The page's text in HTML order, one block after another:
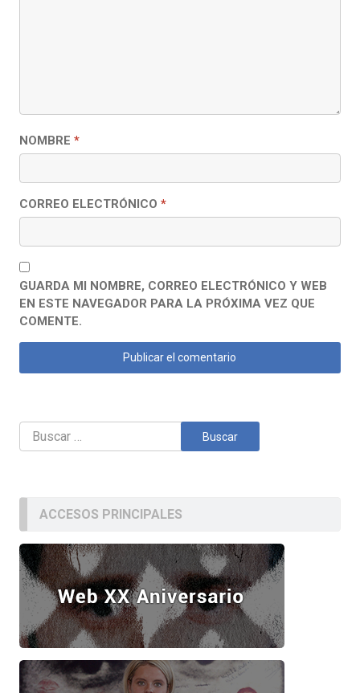
NOMBRE *
CORREO ELECTRÓNICO *
GUARDA MI NOMBRE, CORREO ELECTRÓNICO Y WEB
EN ESTE NAVEGADOR PARA LA PRÓXIMA VEZ QUE
COMENTE.
Buscar:
ACCESOS PRINCIPALES